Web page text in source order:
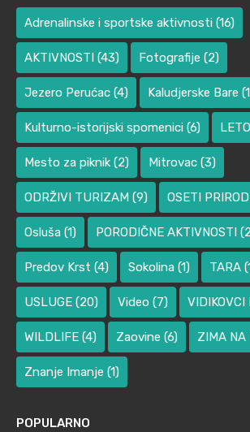
Adrenalinske i sportske aktivnosti (16)
AKTIVNOSTI (43) Fotografije (2)
Jezero Perućac (4) Kaludjerske Bare
Kulturno-istorijski spomenici (6)
Mesto za piknik (2) Mitrovac (3)
ODRŽIVI TURIZAM (9) OSETI
Osluša (1) PORODIČNE AKTIVNOSTI
Predov Krst (4) Sokolina (1) TARA
USLUGE (20) Video (7) VIDIKOVCI
WILDLIFE (4) Zaovine (6) ZIMA NA
Znanje Imanje (1)
POPULARNO